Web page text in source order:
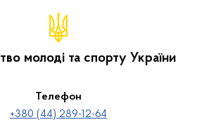
молоді та спорту України
Телефон
+380 (44) 289-12-64